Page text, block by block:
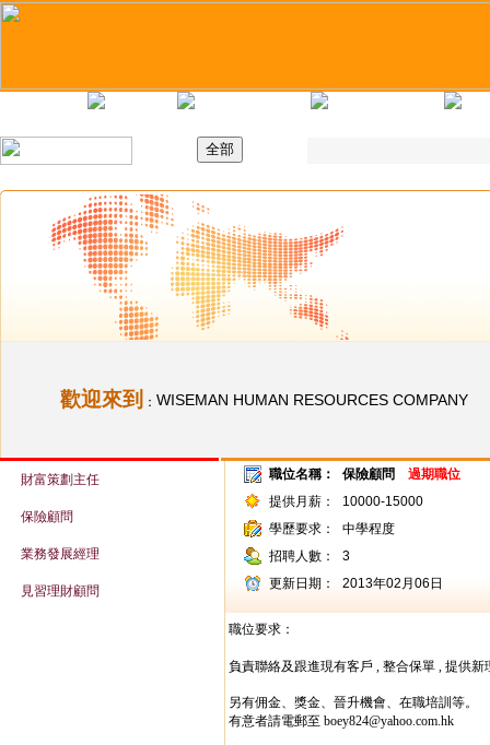
歡迎來到 ： WISEMAN HUMAN RESOURCES COMPANY
財富策劃主任
保險顧問
業務發展經理
見習理財顧問
職位名稱： 保險顧問
過期職位
提供月薪：
10000-15000
學歷要求：
中學程度
招聘人數：
3
更新日期：
2013年02月06日
職位要求：
負責聯絡及跟進現有客戶 , 整合保單 , 提供新
另有佣金、獎金、晉升機會、在職培訓等。
有意者請電郵至 boey824@yahoo.com.hk